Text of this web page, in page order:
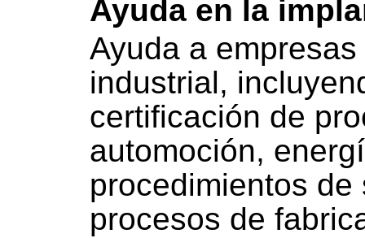
Ayuda en la
Ayuda a
industrial,
certificación de
automoción,
procedimientos
procesos de